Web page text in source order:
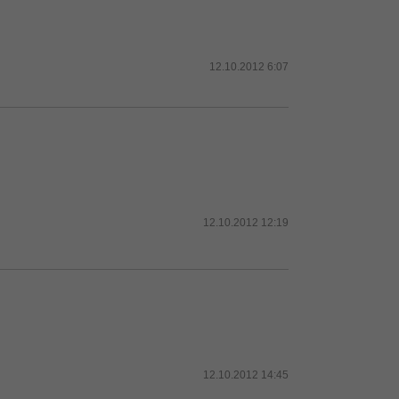
12.10.2012 6:07
12.10.2012 12:19
12.10.2012 14:45